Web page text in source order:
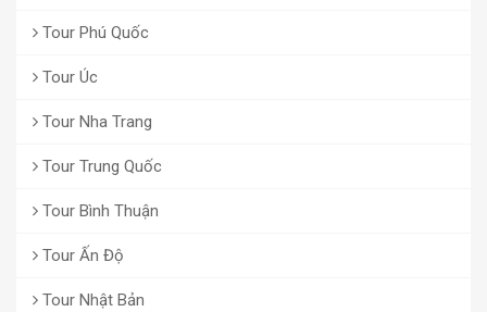
Tour Phú Quốc
Tour Úc
Tour Nha Trang
Tour Trung Quốc
Tour Bình Thuận
Tour Ấn Độ
Tour Nhật Bản